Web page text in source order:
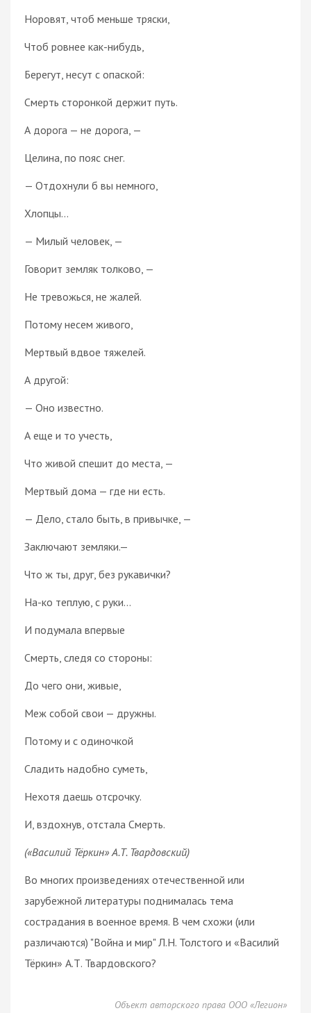
Норовят, чтоб меньше тряски,
Чтоб ровнее как-нибудь,
Берегут, несут с опаской:
Смерть сторонкой держит путь.
А дорога — не дорога, —
Целина, по пояс снег.
— Отдохнули б вы немного,
Хлопцы…
— Милый человек, —
Говорит земляк толково, —
Не тревожься, не жалей.
Потому несем живого,
Мертвый вдвое тяжелей.
А другой:
— Оно известно.
А еще и то учесть,
Что живой спешит до места, —
Мертвый дома — где ни есть.
— Дело, стало быть, в привычке, —
Заключают земляки.—
Что ж ты, друг, без рукавички?
На-ко теплую, с руки…
И подумала впервые
Смерть, следя со стороны:
До чего они, живые,
Меж собой свои — дружны.
Потому и с одиночкой
Сладить надобно суметь,
Нехотя даешь отсрочку.
И, вздохнув, отстала Смерть.
(«Василий Тёркин» А.Т. Твардовский)
Во многих произведениях отечественной или
зарубежной литературы поднималась тема
сострадания в военное время. В чем схожи (или
различаются) "Война и мир" Л.Н. Толстого и «Василий
Тёркин» А.Т. Твардовского?
Объект авторского права ООО «Легион»